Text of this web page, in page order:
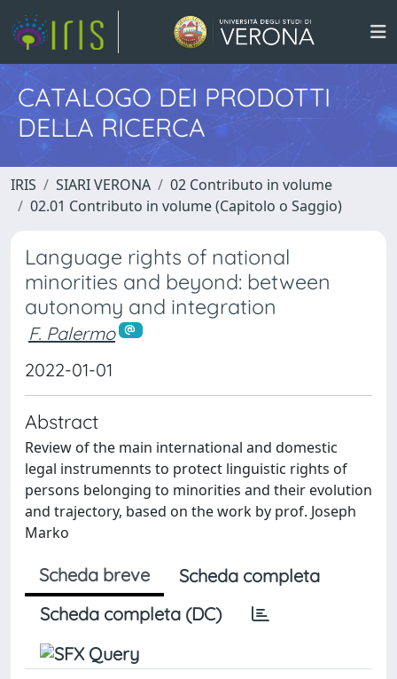
CATALOGO DEI PRODOTTI
DELLA RICERCA
IRIS SIARI VERONA
02 Contributo in volume
02.01 Contributo in volume (Capitolo o Saggio)
Language rights of national
minorities and beyond: between
autonomy and integration
F. Palermo
2022-01-01
Abstract
Review of the main international and domestic
legal instrumennts to protect linguistic rights of
persons belonging to minorities and their evolution
and trajectory, based on the work by prof. Joseph
Marko
Scheda breve
Scheda completa
Scheda completa (DC)